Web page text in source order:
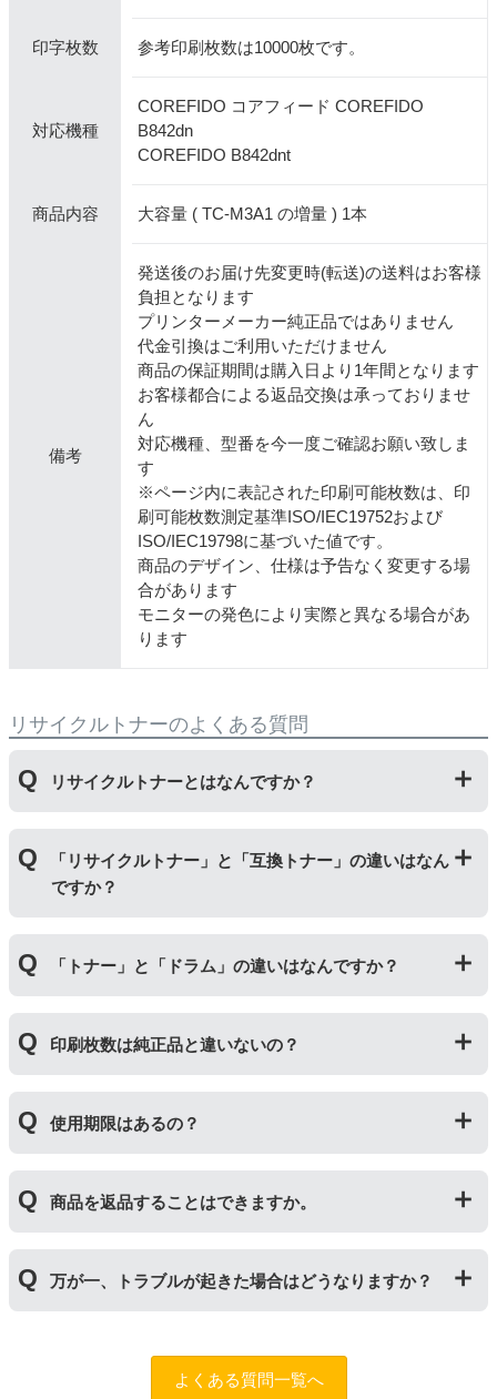
印字枚数 参考印刷枚数は10000枚です。
対応機種
COREFIDO コアフィード COREFIDO
B842dn
COREFIDO B842dnt
商品内容 大容量 ( TC-M3A1 の増量 ) 1本
備考
発送後のお届け先変更時(転送)の送料はお客様
負担となります
プリンターメーカー純正品ではありません
代金引換はご利用いただけません
商品の保証期間は購入日より1年間となります
お客様都合による返品交換は承っておりませ
ん
対応機種、型番を今一度ご確認お願い致しま
す
※ページ内に表記された印刷可能枚数は、印
刷可能枚数測定基準ISO/IEC19752および
ISO/IEC19798に基づいた値です。
商品のデザイン、仕様は予告なく変更する場
合があります
モニターの発色により実際と異なる場合があ
ります
リサイクルトナーのよくある質問
リサイクルトナーとはなんですか？
にて洗浄やトナー(粉)充填をしたうえで、再度販売して
いる商品です。
純正品に比べて、印刷代を節約することができます。
「リサイクルトナー」と「互換トナー」の違いはなん
ですか？
ッジを国内で1本づつ丁寧に製造しているため、比較的
不具合の起きにくい商品です。
「互換トナー」は純正品を模して製造された大量生産さ
れた商品のため、お求めやすい価格になっております。
「トナー」と「ドラム」の違いはなんですか？
ートリッジのことです。「ドラム(感光体ユニット)」は
トナーを用紙に写すためのもので、トナーカートリッジ
の器にあたる部分になります。
トナーとドラムはそれぞれ印字できる枚数が異なってい
により使用できなくなった場合は、必ず分離してから新
しいものに交換してください。
印刷枚数は純正品と違いないの？
一部型番は、純正品より多く印刷が可能なエコッテオリ
ジナルの【特別増量版】もございます。
使用期限はあるの？
サイクルトナー/ドラムに限り、レビューをご投稿いただ
くことで保証期間が2年に延長されます。
保証期間の2年以内に使い切るようお願いいたします。
商品を返品することはできますか。
用未開封の場合であっても対応することができません。
ご購入前に商品の型番などをよくご確認ください。な
ますので、お手数ですが当店までお問い合わせくださ
万が一、トラブルが起きた場合はどうなりますか？
問合フォーム
ふたつの保証」を設けておりますので、ご購入
よくある質問一覧へ